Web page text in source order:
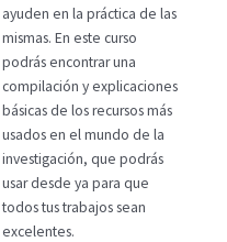
ayuden en la práctica de las
mismas. En este curso
podrás encontrar una
compilación y explicaciones
básicas de los recursos más
usados en el mundo de la
investigación, que podrás
usar desde ya para que
todos tus trabajos sean
excelentes.